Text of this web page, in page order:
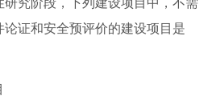
究阶段，下列建设项目中，不需
证和安全预评价的建设项目是